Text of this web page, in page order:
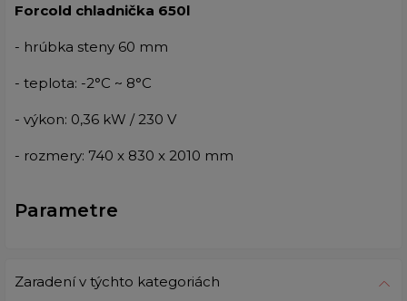
Forcold chladnička 650l
- hrúbka steny 60 mm
- teplota: -2°C ~ 8°C
- výkon: 0,36 kW / 230 V
- rozmery: 740 x 830 x 2010 mm
Parametre
Zaradení v týchto kategoriách